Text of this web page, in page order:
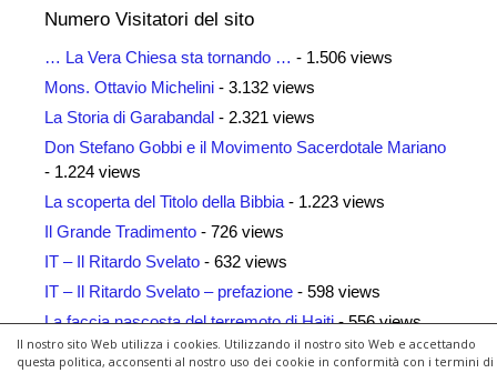
Il nostro sito Web utilizza i cookies. Utilizzando il nostro sito Web e accettando
questa politica, acconsenti al nostro uso dei cookie in conformità con i termini di
Numero Visitatori del sito
… La Vera Chiesa sta tornando … - 1.506 views
Mons. Ottavio Michelini - 3.132 views
La Storia di Garabandal - 2.321 views
Don Stefano Gobbi e il Movimento Sacerdotale Mariano
- 1.224 views
La scoperta del Titolo della Bibbia - 1.223 views
Il Grande Tradimento - 726 views
IT – Il Ritardo Svelato - 632 views
IT – Il Ritardo Svelato – prefazione - 598 views
La faccia nascosta del terremoto di Haiti- 556 views
Siti Amici- 461 views